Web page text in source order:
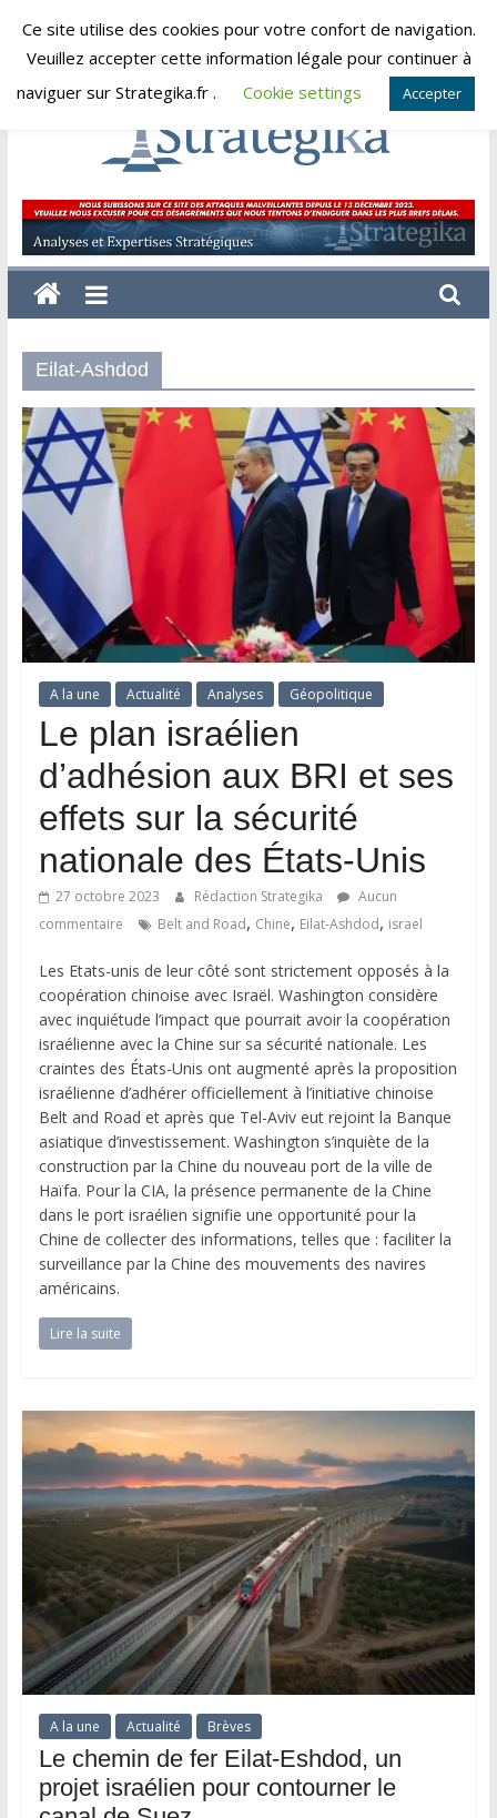
Skip
samedi, août 8, 2026
Strategika
Expertise
et
Analyses
Eilat-Ashdod
A la une Actualité Analyses Géopolitique
Le plan israélien
d’adhésion aux BRI et ses
effets sur la sécurité
nationale des États-Unis
27 octobre 2023 Rédaction Strategika
Aucun
commentaire
Belt and Road, Chine, Eilat-Ashdod, israel
Les Etats-unis de leur côté sont strictement opposés à la
coopération chinoise avec Israël. Washington considère
avec inquiétude l’impact que pourrait avoir la coopération
israélienne avec la Chine sur sa sécurité nationale. Les
craintes des États-Unis ont augmenté après la proposition
israélienne d’adhérer officiellement à l’initiative chinoise
Belt and Road et après que Tel-Aviv eut rejoint la Banque
asiatique d’investissement. Washington s’inquiète de la
construction par la Chine du nouveau port de la ville de
Haïfa. Pour la CIA, la présence permanente de la Chine
dans le port israélien signifie une opportunité pour la
Chine de collecter des informations, telles que : faciliter la
surveillance par la Chine des mouvements des navires
américains.
Lire la suite
A la une Actualité Brèves
Le chemin de fer Eilat-Eshdod, un
projet israélien pour contourner le
Ce site utilise des cookies pour votre confort de navigation.
Veuillez accepter cette information légale pour continuer à
naviguer sur Strategika.fr .
Cookie settings Accepter